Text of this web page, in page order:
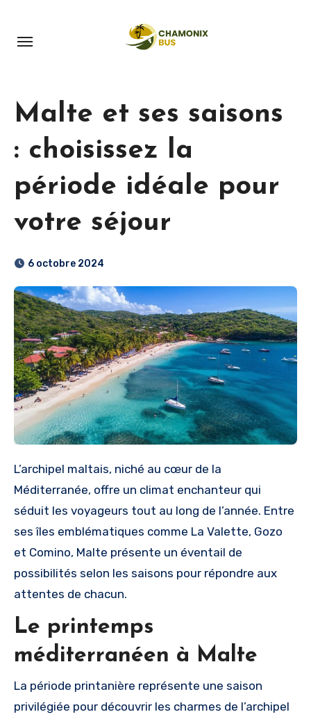
contenu
Malte et ses saisons
: choisissez la
période idéale pour
votre séjour
6 octobre 2024
L’archipel maltais, niché au cœur de la
Méditerranée, offre un climat enchanteur qui
séduit les voyageurs tout au long de l’année. Entre
ses îles emblématiques comme La Valette, Gozo
et Comino, Malte présente un éventail de
possibilités selon les saisons pour répondre aux
attentes de chacun.
Le printemps
méditerranéen à Malte
La période printanière représente une saison
privilégiée pour découvrir les charmes de l’archipel